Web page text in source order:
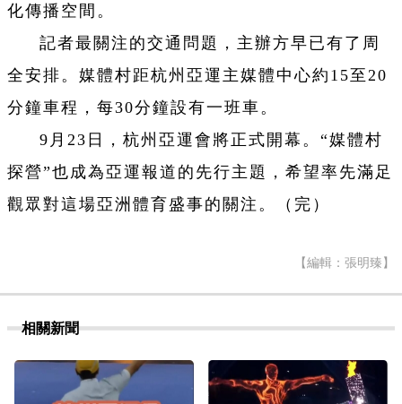
化傳播空間。
記者最關注的交通問題，主辦方早已有了周
全安排。媒體村距杭州亞運主媒體中心約15至20
分鐘車程，每30分鐘設有一班車。
9月23日，杭州亞運會將正式開幕。“媒體村
探營”也成為亞運報道的先行主題，希望率先滿足
觀眾對這場亞洲體育盛事的關注。（完）
【編輯：張明臻】
相關新聞